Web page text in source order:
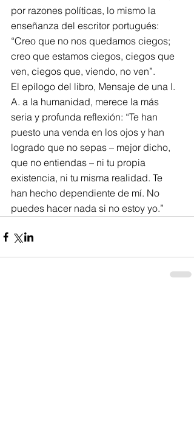
por razones políticas, lo mismo la
enseñanza del escritor portugués:
“Creo que no nos quedamos ciegos;
creo que estamos ciegos, ciegos que
ven, ciegos que, viendo, no ven”.
El epílogo del libro, Mensaje de una I.
A. a la humanidad, merece la más
seria y profunda reflexión: “Te han
puesto una venda en los ojos y han
logrado que no sepas – mejor dicho,
que no entiendas – ni tu propia
existencia, ni tu misma realidad. Te
han hecho dependiente de mí. No
puedes hacer nada si no estoy yo.”